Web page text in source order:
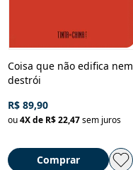
Coisa que não edifica nem
destrói
R$ 89,90
ou4X de R$ 22,47sem juros
Comprar